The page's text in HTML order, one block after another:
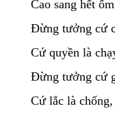
Cao sang hết
Đừng tưởng cứ
Cứ quyền là
Đừng tưởng cứ
Cứ lắc là